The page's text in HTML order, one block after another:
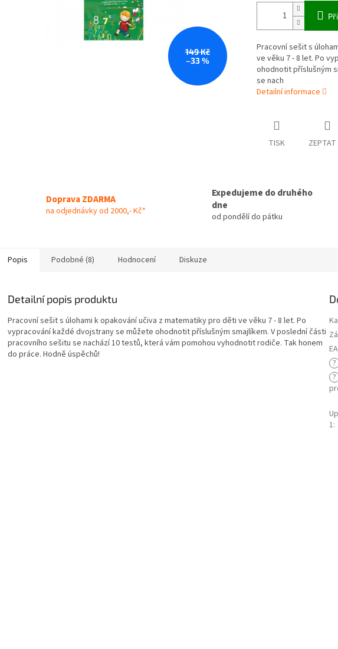
149 Kč
–33 %
Pracovní sešit s
ve věku 7 - 8 let. Po
ohodnotit příslušným
se nach
Detailní informace
TISK ZEPTAT
Doprava ZDARMA
na odjednávky od 2000,- Kč*
Expedujeme do druhého
dne
od pondělí do pátku
Popis Podobné (8) Hodnocení Diskuze
Detailní popis produktu
Pracovní sešit s úlohami k opakování učiva z matematiky pro děti ve věku 7 - 8 let. Po
vypracování každé dvojstrany se můžete ohodnotit příslušným smajlíkem. V poslední části
pracovního sešitu se nachází 10 testů, která vám pomohou vyhodnotit rodiče. Tak honem
do práce. Hodně úspěchů!
?
?
1: